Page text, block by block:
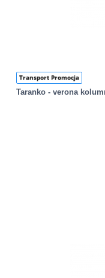
Transport Promocja
Taranko - verona